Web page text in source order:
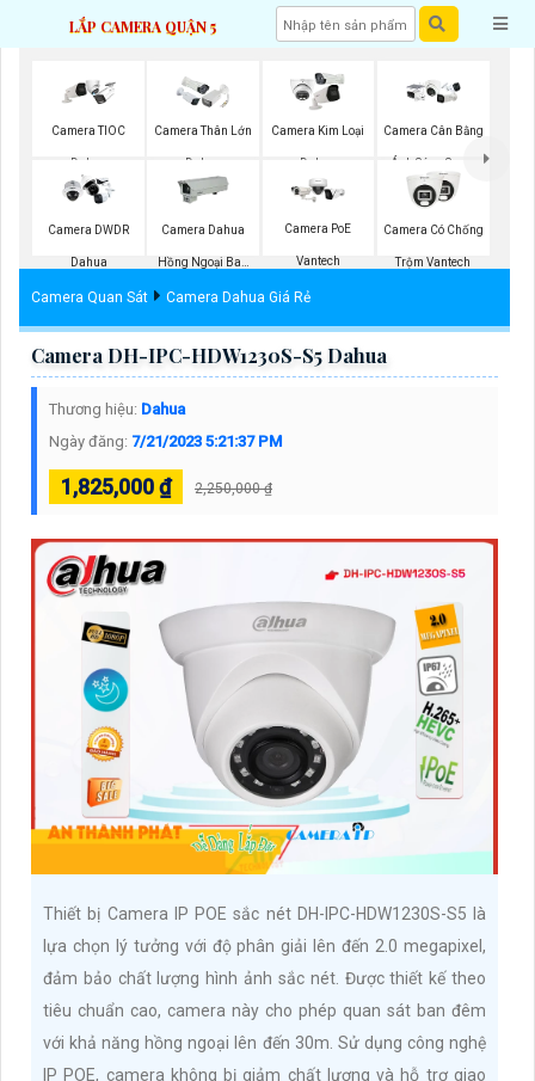
LẮP CAMERA QUẬN 5
Camera TIOC
Dahua
Camera Thân Lớn
Dahua
Camera Kim Loại
Dahua
Camera Cân Bằng
Ánh Sáng Super
Adapt
Camera DWDR
Dahua
Camera Dahua
Hồng Ngoại Ban
Đêm
Camera PoE
Vantech
Camera Có Chống
Trộm Vantech
Camera Quan Sát Camera Dahua Giá Rẻ
Camera DH-IPC-HDW1230S-S5 Dahua
Thương hiệu: Dahua
Ngày đăng: 7/21/2023 5:21:37 PM
1,825,000 ₫ 2,250,000 ₫
Thiết bị Camera IP POE sắc nét DH-IPC-HDW1230S-S5 là
lựa chọn lý tưởng với độ phân giải lên đến 2.0 megapixel,
đảm bảo chất lượng hình ảnh sắc nét. Được thiết kế theo
tiêu chuẩn cao, camera này cho phép quan sát ban đêm
với khả năng hồng ngoại lên đến 30m. Sử dụng công nghệ
IP POE, camera không bị giảm chất lượng và hỗ trợ giao